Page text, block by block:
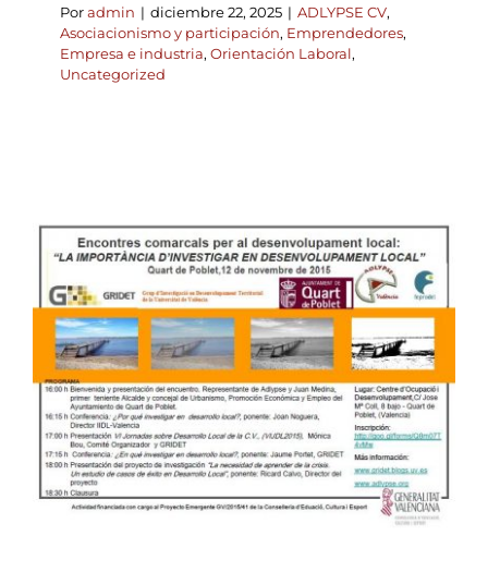
Poradmin | diciembre 22, 2025 | ADLYPSE CV,
Asociacionismo y participación, Emprendedores,
Empresa e industria, Orientación Laboral,
Uncategorized
Encuentro Comarcal para
el Desarrollo Local Quart
de Poblet , 12 de
noviembre de 2015 La
importancia de investigar
en Desarrollo Local
ADLYPSE Valencia Encuentro Comarcal
Desarrollo Formación y Jornadas Soporte técnico